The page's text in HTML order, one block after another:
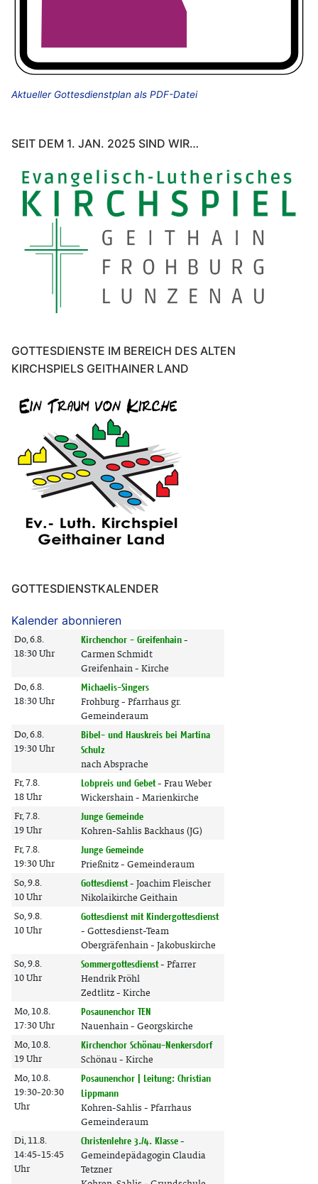
Aktueller Gottesdienstplan als PDF-Datei
SEIT DEM 1. JAN. 2025 SIND WIR…
GOTTESDIENSTE IM BEREICH DES ALTEN
KIRCHSPIELS GEITHAINER LAND
GOTTESDIENSTKALENDER
Kalender abonnieren